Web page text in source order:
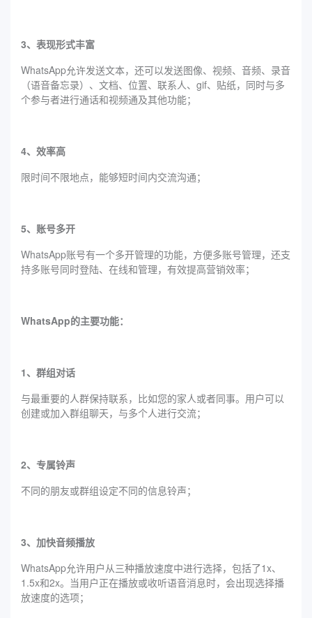
3、表现形式丰富
WhatsApp允许发送文本，还可以发送图像、视频、音频、录音
（语音备忘录）、文档、位置、联系人、gif、贴纸，同时与多
个参与者进行通话和视频通及其他功能；
4、效率高
限时间不限地点，能够短时间内交流沟通；
5、账号多开
WhatsApp账号有一个多开管理的功能，方便多账号管理，还支
持多账号同时登陆、在线和管理，有效提高营销效率；
WhatsApp的主要功能：
1、群组对话
与最重要的人群保持联系，比如您的家人或者同事。用户可以
创建或加入群组聊天，与多个人进行交流；
2、专属铃声
不同的朋友或群组设定不同的信息铃声；
3、加快音频播放
WhatsApp允许用户从三种播放速度中进行选择，包括了1x、
1.5x和2x。当用户正在播放或收听语音消息时，会出现选择播
放速度的选项；